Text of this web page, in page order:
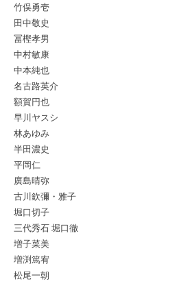
竹俣勇壱
田中敬史
冨樫孝男
中村敏康
中本純也
名古路英介
額賀円也
早川ヤスシ
林あゆみ
半田濃史
平岡仁
廣島晴弥
古川欽彌・雅子
堀口切子
三代秀石 堀口徹
増子菜美
増渕篤宥
松尾一朝